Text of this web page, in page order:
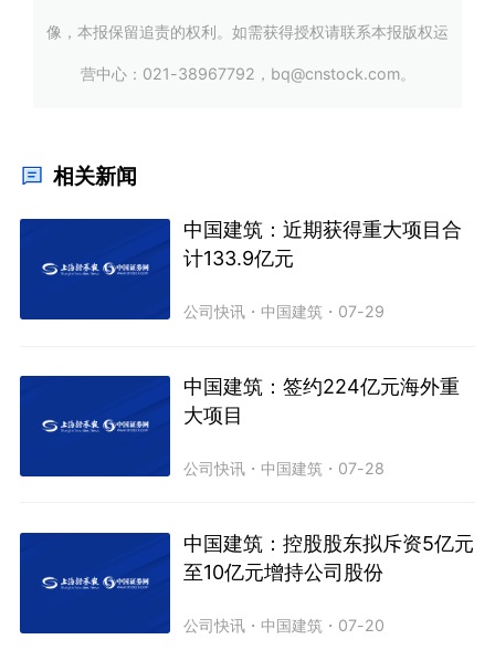
像，本报保留追责的权利。如需获得授权请联系本报版权运
营中心：021-38967792，bq@cnstock.com。
相关新闻
中国建筑：近期获得重大项目合
计133.9亿元
公司快讯 ・ 中国建筑 ・ 07-29
中国建筑：签约224亿元海外重
大项目
公司快讯 ・ 中国建筑 ・ 07-28
中国建筑：控股股东拟斥资5亿元
至10亿元增持公司股份
公司快讯 ・ 中国建筑 ・ 07-20